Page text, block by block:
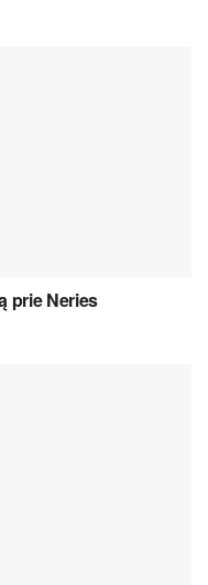
prie Neries